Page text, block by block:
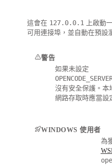
這會在 127.0.0.1 上啟動
可用連接埠，並自動在預設
警告
如果未設定
沒有安全保護。本
網路存取時應當設
WINDOWS 使用者
為